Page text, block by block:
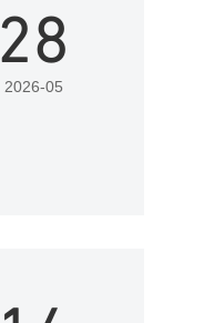
28
2026-05